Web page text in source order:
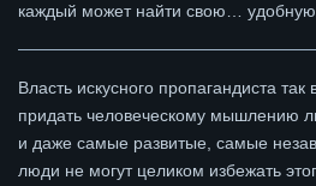
каждый может найти свою… удобную
Власть искусного пропагандиста
придать человеческому мышлению
и даже самые развитые, самые
люди не могут целиком избежать